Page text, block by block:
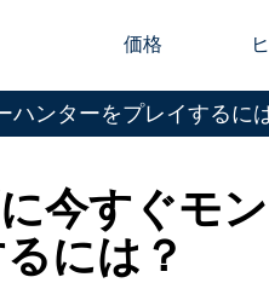
価格
ハンターをプレイするに
今すぐモ
には？